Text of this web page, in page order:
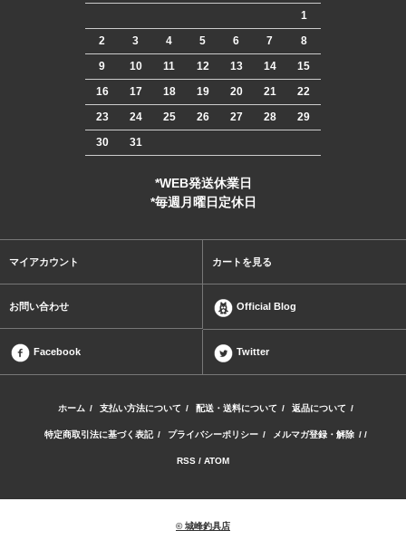
1
2
3 4 5 6 7
8
9
10 11 12 13 14
15
16
17 18 19 20 21
22
23
24 25 26 27 28
29
30
31
*WEB発送休業日
*毎週月曜日定休日
マイアカウント カートを見る
お問い合わせ Official Blog
Facebook Twitter
ホーム / 支払い方法について / 配送・送料について / 返品について /
特定商取引法に基づく表記 / プライバシーポリシー / メルマガ登録・解除 / /
RSS / ATOM
© 城峰釣具店